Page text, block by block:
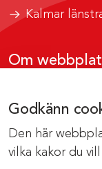
Godkänn
Den här
vilka kakor du
Kalmar
Om
Om cookies
Kontakta